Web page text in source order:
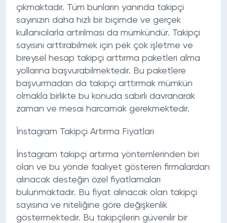
çıkmaktadır. Tüm bunların yanında takipçi
sayınızın daha hızlı bir biçimde ve gerçek
kullanıcılarla artırılması da mümkündür. Takipçi
sayısını arttırabilmek için pek çok işletme ve
bireysel hesap takipçi arttırma paketleri alma
yollarına başvurabilmektedir. Bu paketlere
başvurmadan da takipçi arttırmak mümkün
olmakla birlikte bu konuda sabırlı davranarak
zaman ve mesai harcamak gerekmektedir.
İnstagram Takipçi Artırma Fiyatları
İnstagram takipçi artırma yöntemlerinden biri
olan ve bu yönde faaliyet gösteren firmalardan
alınacak desteğin özel fiyatlamaları
bulunmaktadır. Bu fiyat alınacak olan takipçi
sayısına ve niteliğine göre değişkenlik
göstermektedir. Bu takipçilerin güvenilir bir